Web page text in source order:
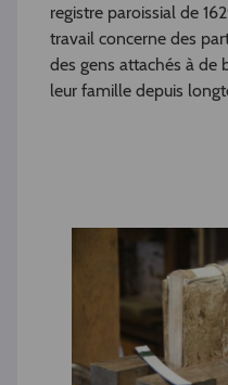
registre paroissial de
travail concerne des
des gens attachés à de
leur famille depuis